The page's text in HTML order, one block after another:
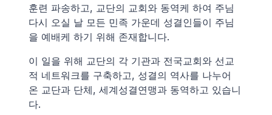
훈련 파송하고, 교단의 교회와 동역케 하여 주님
다시 오실 날 모든 민족 가운데 성결인들이 주님
을 예배케 하기 위해 존재합니다.
이 일을 위해 교단의 각 기관과 전국교회와 선교
적 네트워크를 구축하고, 성결의 역사를 나누어
온 교단과 단체, 세계성결연맹과 동역하고 있습니
다.